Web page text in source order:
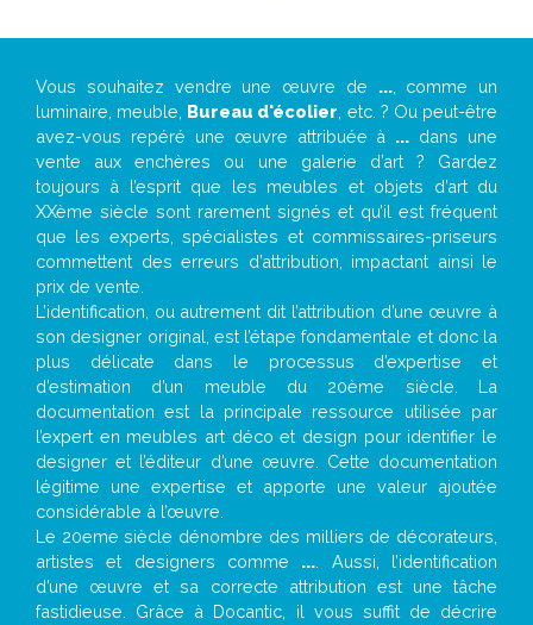
Vous souhaitez vendre une œuvre de ..., comme un
luminaire, meuble, Bureau d'écolier , etc. ? Ou peut-être
avez-vous repéré une œuvre attribuée à ... dans une
vente aux enchères ou une galerie d’art ? Gardez
toujours à l’esprit que les meubles et objets d’art du
XXème siècle sont rarement signés et qu’il est fréquent
que les experts, spécialistes et commissaires-priseurs
commettent des erreurs d’attribution, impactant ainsi le
prix de vente.
L’identification, ou autrement dit l’attribution d’une œuvre à
son designer original, est l’étape fondamentale et donc la
plus délicate dans le processus d’expertise et
d’estimation d’un meuble du 20ème siècle. La
documentation est la principale ressource utilisée par
l’expert en meubles art déco et design pour identifier le
designer et l’éditeur d’une œuvre. Cette documentation
légitime une expertise et apporte une valeur ajoutée
considérable à l’œuvre.
Le 20eme siècle dénombre des milliers de décorateurs,
artistes et designers comme ... . Aussi, l’identification
d’une œuvre et sa correcte attribution est une tâche
fastidieuse. Grâce à Docantic, il vous suffit de décrire